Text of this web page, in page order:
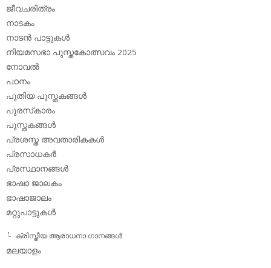
ജീവചരിത്രം
നാടകം
നാടന്‍ പാട്ടുകള്‍
നിയമസഭാ പുസ്തകോത്സവം 2025
നോവല്‍
പഠനം
പുതിയ പുസ്തകങ്ങള്‍
പുരസ്‌കാരം
പുസ്തകങ്ങള്‍
പ്രശസ്ത അവതാരികകള്‍
പ്രസാധകര്‍
പ്രസ്ഥാനങ്ങള്‍
ഭാഷാ ജാലകം
ഭാഷാജാലം
മറ്റുപാട്ടുകള്‍
ക്രിസ്തീയ ആരാധനാ ഗാനങ്ങള്‍
മലയാളം